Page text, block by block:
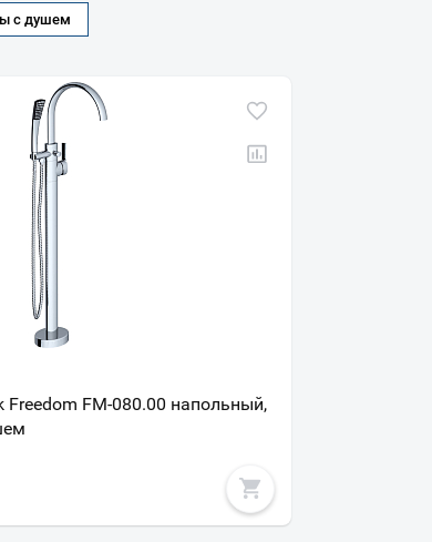
с душем
Freedom FM-080.00 напольный,